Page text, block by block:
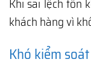
Khi sai lệch tồn
khách hàng vì
Khó kiểm